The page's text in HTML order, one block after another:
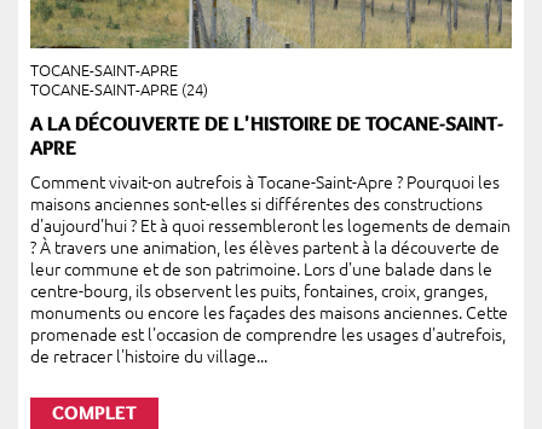
TOCANE-SAINT-APRE
TOCANE-SAINT-APRE (24)
A LA DÉCOUVERTE DE L'HISTOIRE DE TOCANE-SAINT-
APRE
Comment vivait-on autrefois à Tocane-Saint-Apre ? Pourquoi les
maisons anciennes sont-elles si différentes des constructions
d'aujourd'hui ? Et à quoi ressembleront les logements de demain
? À travers une animation, les élèves partent à la découverte de
leur commune et de son patrimoine. Lors d'une balade dans le
centre-bourg, ils observent les puits, fontaines, croix, granges,
monuments ou encore les façades des maisons anciennes. Cette
promenade est l'occasion de comprendre les usages d'autrefois,
de retracer l'histoire du village...
COMPLET